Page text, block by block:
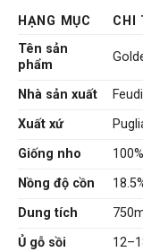
HẠNG MỤC
CHI
Tên sản
phẩm
Nhà sản xuất
Xuất xứ
Giống nho
Nồng độ cồn
Dung tích
Ủ gỗ sồi